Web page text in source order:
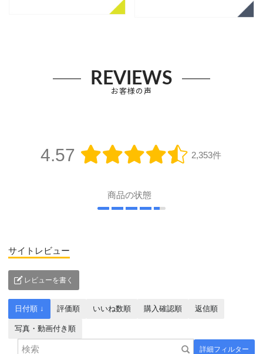
REVIEWS
お客様の声
4.57 2,353件
商品の状態
サイトレビュー
レビューを書く
詳細フィルター
日付順 ↓ 評価順 いいね数順 購入確認順 返信順
写真・動画付き順